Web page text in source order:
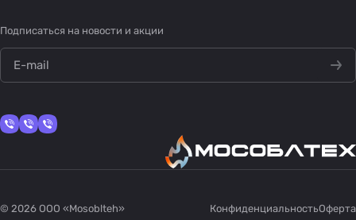
Подписаться на новости и акции
КонфиденциальностьОферта
© 2026 OOO «Mosoblteh»